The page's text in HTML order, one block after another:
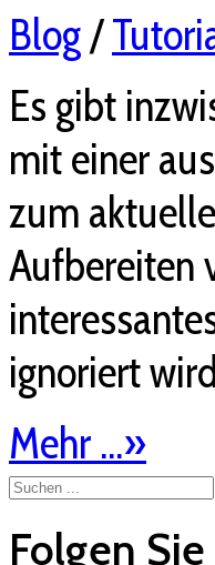
Blog/
Es gibt
mit einer
zum
Aufbereiten
ignoriert
Mehr ...»
Folgen